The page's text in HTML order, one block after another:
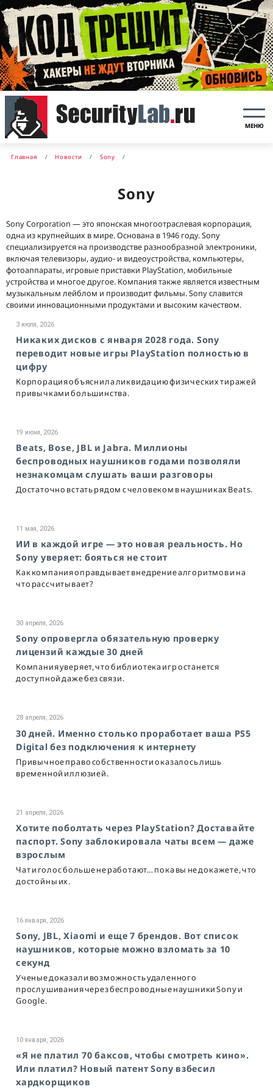
МЕНЮ
Главная Новости Sony
Sony
Sony Corporation — это японская многоотраслевая корпорация,
одна из крупнейших в мире. Основана в 1946 году. Sony
специализируется на производстве разнообразной электроники,
включая телевизоры, аудио- и видеоустройства, компьютеры,
фотоаппараты, игровые приставки PlayStation, мобильные
устройства и многое другое. Компания также является известным
музыкальным лейблом и производит фильмы. Sony славится
своими инновационными продуктами и высоким качеством.
3 июля, 2026
Никаких дисков с января 2028 года. Sony
переводит новые игры PlayStation полностью в
цифру
Корпорация объяснила ликвидацию физических тиражей
привычками большинства.
19 июня, 2026
Beats, Bose, JBL и Jabra. Миллионы
беспроводных наушников годами позволяли
незнакомцам слушать ваши разговоры
Достаточно встать рядом с человеком в наушниках Beats.
11 мая, 2026
ИИ в каждой игре — это новая реальность. Но
Sony уверяет: бояться не стоит
Как компания оправдывает внедрение алгоритмов и на
что рассчитывает?
30 апреля, 2026
Sony опровергла обязательную проверку
лицензий каждые 30 дней
Компания уверяет, что библиотека игр останется
доступной даже без связи.
28 апреля, 2026
30 дней. Именно столько проработает ваша PS5
Digital без подключения к интернету
Привычное право собственности оказалось лишь
временной иллюзией.
21 апреля, 2026
Хотите поболтать через PlayStation? Доставайте
паспорт. Sony заблокировала чаты всем — даже
взрослым
Чат и голос больше не работают… пока вы не докажете, что
достойны их.
16 января, 2026
Sony, JBL, Xiaomi и еще 7 брендов. Вот список
наушников, которые можно взломать за 10
секунд
Ученые доказали возможность удаленного
прослушивания через беспроводные наушники Sony и
Google.
10 января, 2026
«Я не платил 70 баксов, чтобы смотреть кино».
Или платил? Новый патент Sony взбесил
хардкорщиков